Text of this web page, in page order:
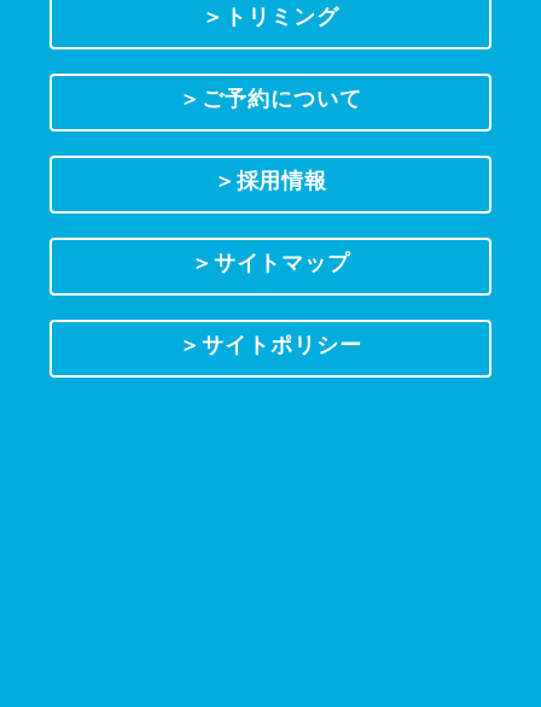
＞トリミング
＞ご予約について
＞採用情報
＞サイトマップ
＞サイトポリシー